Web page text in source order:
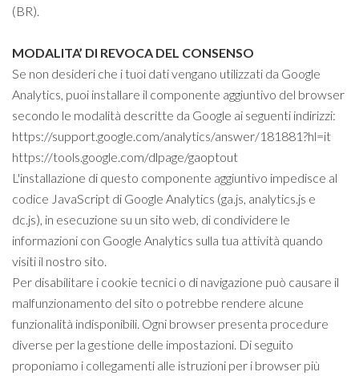
(BR).
MODALITA’ DI REVOCA DEL CONSENSO
Se non desideri che i tuoi dati vengano utilizzati da Google
Analytics, puoi installare il componente aggiuntivo del browser
secondo le modalità descritte da Google ai seguenti indirizzi:
https://support.google.com/analytics/answer/181881?hl=it
https://tools.google.com/dlpage/gaoptout
L'installazione di questo componente aggiuntivo impedisce al
codice JavaScript di Google Analytics (ga.js, analytics.js e
dc.js), in esecuzione su un sito web, di condividere le
informazioni con Google Analytics sulla tua attività quando
visiti il nostro sito.
Per disabilitare i cookie tecnici o di navigazione può causare il
malfunzionamento del sito o potrebbe rendere alcune
funzionalità indisponibili. Ogni browser presenta procedure
diverse per la gestione delle impostazioni. Di seguito
proponiamo i collegamenti alle istruzioni per i browser più